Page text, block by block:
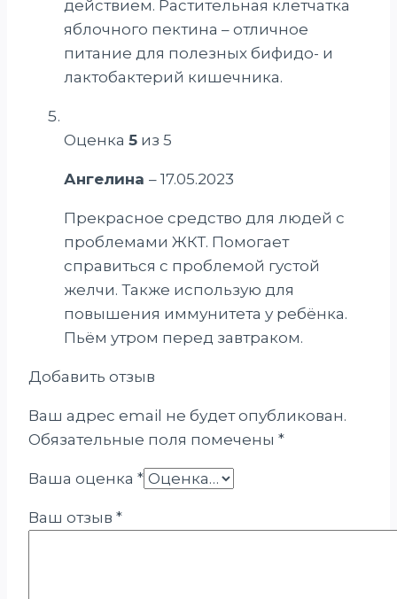
действием. Растительная клетчатка
яблочного пектина – отличное
питание для полезных бифидо- и
лактобактерий кишечника.
Оценка 5 из 5
Ангелина – 17.05.2023
Прекрасное средство для людей с
проблемами ЖКТ. Помогает
справиться с проблемой густой
желчи. Также использую для
повышения иммунитета у ребёнка.
Пьём утром перед завтраком.
Добавить отзыв
Ваш адрес email не будет опубликован.
Обязательные поля помечены *
Ваша оценка *
Ваш отзыв *